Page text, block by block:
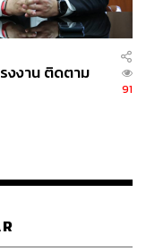
งงาน ติดตาม
91